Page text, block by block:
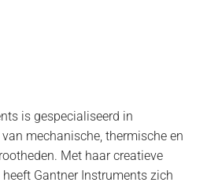
is gespecialiseerd in
mechanische, thermische en
Met haar creatieve
Gantner Instruments zich